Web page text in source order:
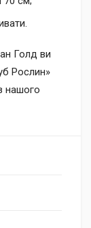
Голд ви
Рослин»
нашого